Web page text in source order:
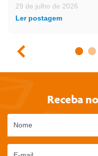
indústria eletroeletrônica
29 de julho de 2026
Ler postagem
Receba